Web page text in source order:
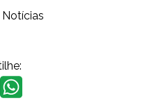
Notícias